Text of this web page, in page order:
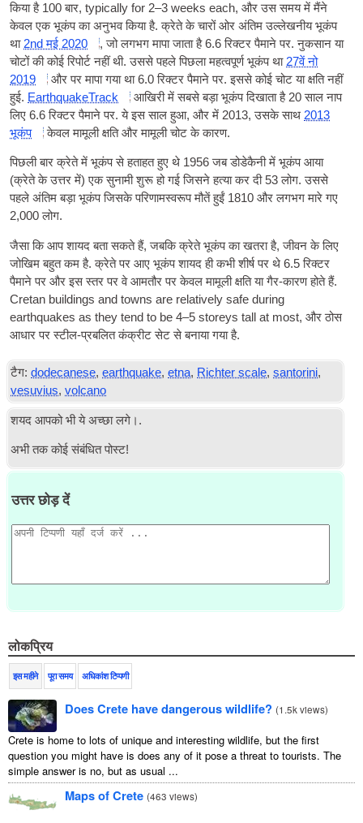
किया है 100 बार,typically for 2–3 weeks each, और उस समय में मैंने
केवल एक भूकंप का अनुभव किया है. क्रेते के चारों ओर अंतिम उल्लेखनीय भूकंप
था 2nd मई 2020
, जो लगभग मापा जाता है 6.6 रिक्टर पैमाने पर. नुकसान या
चोटों की कोई रिपोर्ट नहीं थी. उससे पहले पिछला महत्वपूर्ण भूकंप था 27वें नो
2019
और पर मापा गया था 6.0 रिक्टर पैमाने पर. इससे कोई चोट या क्षति नहीं
हुई. EarthquakeTrack
आखिरी में सबसे बड़ा भूकंप दिखाता है 20 साल नाप
लिए 6.6 रिक्टर पैमाने पर. ये इस साल हुआ, और में 2013, उसके साथ 2013
भूकंप
केवल मामूली क्षति और मामूली चोट के कारण.
पिछली बार क्रेते में भूकंप से हताहत हुए थे 1956 जब डोडेकैनी में भूकंप आया
(क्रेते के उत्तर में) एक सुनामी शुरू हो गई जिसने हत्या कर दी 53 लोग. उससे
पहले अंतिम बड़ा भूकंप जिसके परिणामस्वरूप मौतें हुईं 1810 और लगभग मारे गए
2,000 लोग.
जैसा कि आप शायद बता सकते हैं, जबकि क्रेते भूकंप का खतरा है, जीवन के लिए
जोखिम बहुत कम है. क्रेते पर आए भूकंप शायद ही कभी शीर्ष पर थे 6.5 रिक्टर
पैमाने पर और इस स्तर पर वे आमतौर पर केवल मामूली क्षति या गैर-कारण होते हैं.
Cretan buildings and towns are relatively safe during
earthquakes as they tend to be 4–5 storeys tall at most, और ठोस
आधार पर स्टील-प्रबलित कंक्रीट सेट से बनाया गया है.
टैग: dodecanese,earthquake,etna, Richter scale,santorini,
vesuvius,volcano
शयद आपको भी ये अच्छा लगे।.
अभी तक कोई संबंधित पोस्ट!
उत्तर छोड़ दें
लोकप्रिय
इस महीने पूरा समय अधिकांश टिप्पणी
Does Crete have dangerous wildlife? (1.5k views)
Crete is home to lots of unique and interesting wildlife, but the first
question you might have is does any of it pose a threat to tourists. The
simple answer is no, but as usual ...
Maps of Crete (463 views)